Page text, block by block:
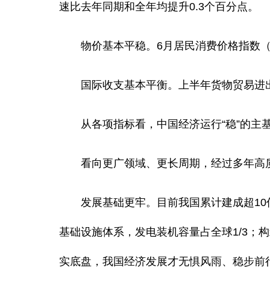
速比去年同期和全年均提升0.3个百分点。
物价基本平稳。6月居民消费价格指数（
国际收支基本平衡。上半年货物贸易进
从各项指标看，中国经济运行“稳”的主
看向更广领域、更长周期，经过多年高
发展基础更牢。目前我国累计建成超10
基础设施体系，发电装机容量占全球1/3；
实底盘，我国经济发展才无惧风雨、稳步前